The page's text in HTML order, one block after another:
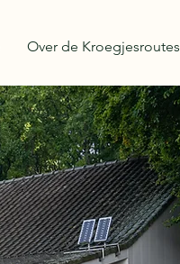
Over de Kroegjesroutes